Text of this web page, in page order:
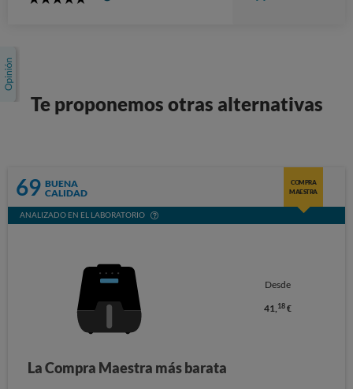
Te proponemos otras alternativas
69 BUENA
CALIDAD
COMPRA
MAESTRA
ANALIZADO EN EL LABORATORIO
Desde
41,18€
La Compra Maestra más barata